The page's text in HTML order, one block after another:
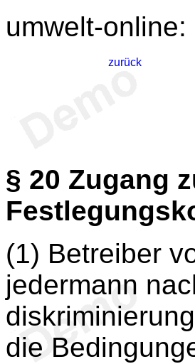
umwelt-
zurück
§ 20 Zugang
(1) Betreiber
jedermann
die